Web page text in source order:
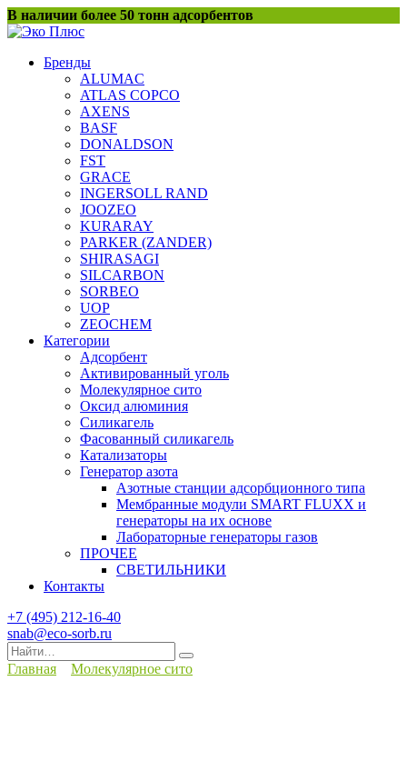
Перейти
к
В наличии более 50 тонн адсорбентов
Бренды
ALUMAC
ATLAS COPCO
AXENS
BASF
DONALDSON
FST
GRACE
INGERSOLL RAND
JOOZEO
KURARAY
PARKER (ZANDER)
SHIRASAGI
SILCARBON
SORBEO
UOP
ZEOCHEM
Категории
Адсорбент
Активированный уголь
Молекулярное сито
Оксид алюминия
Силикагель
Фасованный силикагель
Катализаторы
Генератор азота
Азотные станции адсорбционного типа
Мембранные модули SMART FLUXX и
генераторы на их основе
Лабораторные генераторы газов
ПРОЧЕЕ
СВЕТИЛЬНИКИ
Контакты
+7 (495) 212-16-40
snab@eco-sorb.ru
Search
for:
Главная Молекулярное сито